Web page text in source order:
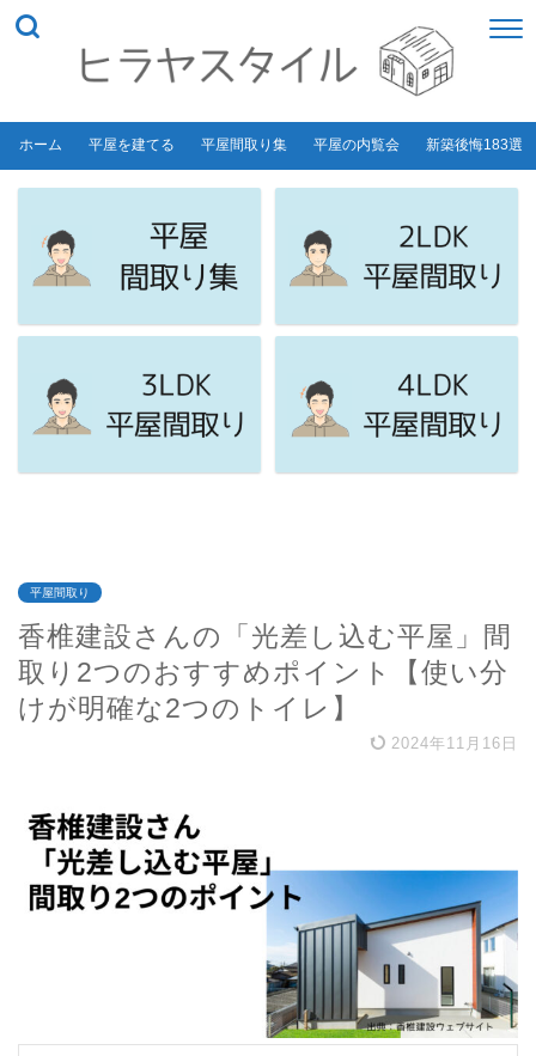
ホーム 平屋を建てる 平屋間取り集 平屋の内覧会 新築後悔183選
平屋間取り
香椎建設さんの「光差し込む平屋」間
取り2つのおすすめポイント【使い分
けが明確な2つのトイレ】
2024年11月16日